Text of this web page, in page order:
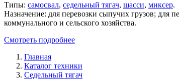
Типы: самосвал, седельный тягач, шасси, миксер.
Назначение: для перевозки сыпучих грузов; для
коммунального и сельского хозяйства.
Смотреть подробнее
Главная
Каталог техники
Седельный тягач